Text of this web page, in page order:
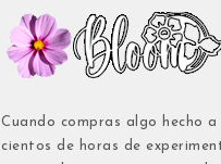
Cuando compras algo hecho
cientos de horas de